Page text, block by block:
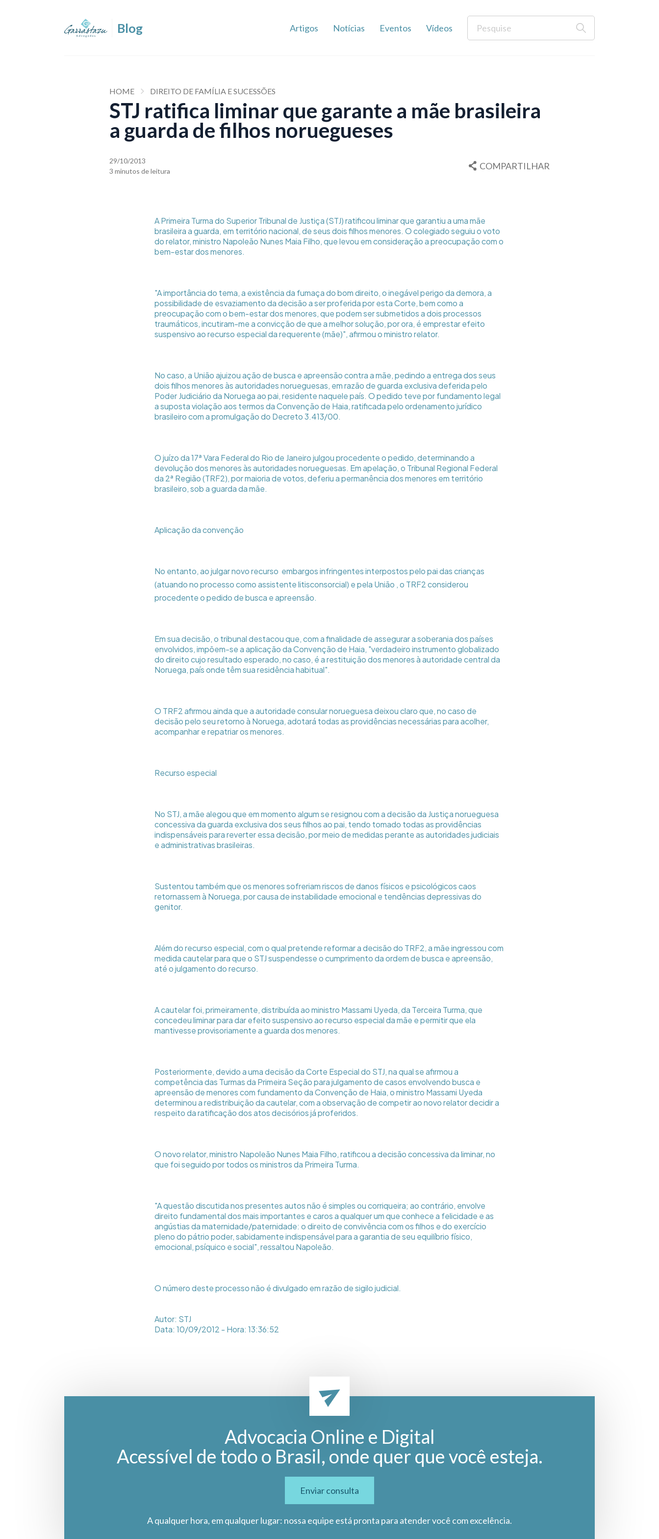
Artigos Notícias Eventos Vídeos
HOME DIREITO DE FAMÍLIA E SUCESSÕES
STJ ratifica liminar que garante a mãe brasileira
a guarda de filhos noruegueses
29/10/2013
3 minutos de leitura
COMPARTILHAR
A Primeira Turma do Superior Tribunal de Justiça (STJ) ratificou liminar que garantiu a uma mãe
brasileira a guarda, em território nacional, de seus dois filhos menores. O colegiado seguiu o voto
do relator, ministro Napoleão Nunes Maia Filho, que levou em consideração a preocupação com o
bem-estar dos menores.
"A importância do tema, a existência da fumaça do bom direito, o inegável perigo da demora, a
possibilidade de esvaziamento da decisão a ser proferida por esta Corte, bem como a
preocupação com o bem-estar dos menores, que podem ser submetidos a dois processos
traumáticos, incutiram-me a convicção de que a melhor solução, por ora, é emprestar efeito
suspensivo ao recurso especial da requerente (mãe)", afirmou o ministro relator.
No caso, a União ajuizou ação de busca e apreensão contra a mãe, pedindo a entrega dos seus
dois filhos menores às autoridades norueguesas, em razão de guarda exclusiva deferida pelo
Poder Judiciário da Noruega ao pai, residente naquele país. O pedido teve por fundamento legal
a suposta violação aos termos da Convenção de Haia, ratificada pelo ordenamento jurídico
brasileiro com a promulgação do Decreto 3.413/00.
O juízo da 17ª Vara Federal do Rio de Janeiro julgou procedente o pedido, determinando a
devolução dos menores às autoridades norueguesas. Em apelação, o Tribunal Regional Federal
da 2ª Região (TRF2), por maioria de votos, deferiu a permanência dos menores em território
brasileiro, sob a guarda da mãe.
Aplicação da convenção
No entanto, ao julgar novo recurso  embargos infringentes interpostos pelo pai das crianças
(atuando no processo como assistente litisconsorcial) e pela União , o TRF2 considerou
procedente o pedido de busca e apreensão.
Em sua decisão, o tribunal destacou que, com a finalidade de assegurar a soberania dos países
envolvidos, impõem-se a aplicação da Convenção de Haia, "verdadeiro instrumento globalizado
do direito cujo resultado esperado, no caso, é a restituição dos menores à autoridade central da
Noruega, país onde têm sua residência habitual".
O TRF2 afirmou ainda que a autoridade consular norueguesa deixou claro que, no caso de
decisão pelo seu retorno à Noruega, adotará todas as providências necessárias para acolher,
acompanhar e repatriar os menores.
Recurso especial
No STJ, a mãe alegou que em momento algum se resignou com a decisão da Justiça norueguesa
concessiva da guarda exclusiva dos seus filhos ao pai, tendo tomado todas as providências
indispensáveis para reverter essa decisão, por meio de medidas perante as autoridades judiciais
e administrativas brasileiras.
Sustentou também que os menores sofreriam riscos de danos físicos e psicológicos caos
retornassem à Noruega, por causa de instabilidade emocional e tendências depressivas do
genitor.
Além do recurso especial, com o qual pretende reformar a decisão do TRF2, a mãe ingressou com
medida cautelar para que o STJ suspendesse o cumprimento da ordem de busca e apreensão,
até o julgamento do recurso.
A cautelar foi, primeiramente, distribuída ao ministro Massami Uyeda, da Terceira Turma, que
concedeu liminar para dar efeito suspensivo ao recurso especial da mãe e permitir que ela
mantivesse provisoriamente a guarda dos menores.
Posteriormente, devido a uma decisão da Corte Especial do STJ, na qual se afirmou a
competência das Turmas da Primeira Seção para julgamento de casos envolvendo busca e
apreensão de menores com fundamento da Convenção de Haia, o ministro Massami Uyeda
determinou a redistribuição da cautelar, com a observação de competir ao novo relator decidir a
respeito da ratificação dos atos decisórios já proferidos.
O novo relator, ministro Napoleão Nunes Maia Filho, ratificou a decisão concessiva da liminar, no
que foi seguido por todos os ministros da Primeira Turma.
"A questão discutida nos presentes autos não é simples ou corriqueira; ao contrário, envolve
direito fundamental dos mais importantes e caros a qualquer um que conhece a felicidade e as
angústias da maternidade/paternidade: o direito de convivência com os filhos e do exercício
pleno do pátrio poder, sabidamente indispensável para a garantia de seu equilíbrio físico,
emocional, psíquico e social", ressaltou Napoleão.
O número deste processo não é divulgado em razão de sigilo judicial.
Autor: STJ
Data: 10/09/2012 - Hora: 13:36:52
Advocacia Online e Digital
Acessível de todo o Brasil, onde quer que você esteja.
Enviar consulta
A qualquer hora, em qualquer lugar: nossa equipe está pronta para atender você com excelência.